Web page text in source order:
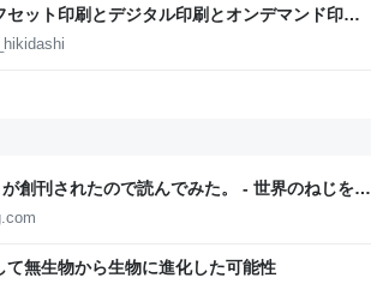
ット印刷とデジタル印刷とオンデマンド印刷
田淳子
創刊されたので読んでみた。 - 世界のねじを巻
無生物から生物に進化した可能性